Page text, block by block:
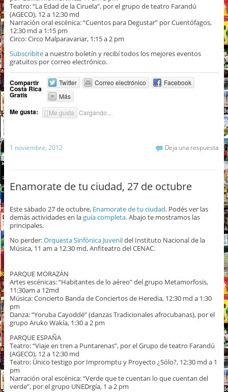
Teatro: “La Edad de la Ciruela”, por el grupo de teatro Farandú
(AGECO), 12 a 12:30 md
Narración oral escénica: “Cuentos para Degustar” por Cuentófagos,
12:30 md a 1:15 pm
Circo: Circo Malparavariar, 1:15 a 2 pm
Subscribitea nuestro boletín y recibí todos los mejores eventos
gratuitos por correo electrónico.
Compartir
Costa Rica
Gratis
Twitter Correo electrónico
Facebook
Más
Me gusta: Me gusta Cargando...
1 noviembre, 2012 Deja una respuesta
Enamorate de tu ciudad, 27 de octubre
Este sábado 27 de octubre, Enamorate de tu ciudad. Podés ver las
demás actividades en laguía completa.Abajo te mostramos las
principales.
No perder:Orquesta Sinfónica Juvenildel Instituto Nacional de la
Música, 11 am a 12:30 md, Anfiteatro del CENAC.
PARQUE MORAZÁN
Artes escénicas: “Habitantes de lo aéreo” del grupo Metamorfosis,
11:30am a 12md
Música: Concierto Banda de Conciertos de Heredia, 12:30 md a 1:30
pm
Danza: “Yoruba Cayoddé” (danzas Tradicionales afrocubanas), por el
grupo Aruko Wakía, 1:30 a 2 pm
PARQUE ESPAÑA
Teatro: “Viaje en tren a Puntarenas”, por el Grupo de teatro Farandú
(AGECO), 12 a 12:30 md
Teatro: Único testigo por Impromptu y Proyecto ¿Sólo?, 12:30 md a 1
pm
Narración oral escénica: “Verde que te cuentan lo que cuentan del
verde”, por el grupo UNEDrgía, 1 a 2 pm